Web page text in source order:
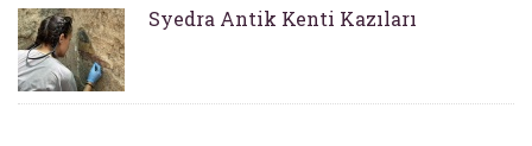
Syedra Antik Kenti Kazıları